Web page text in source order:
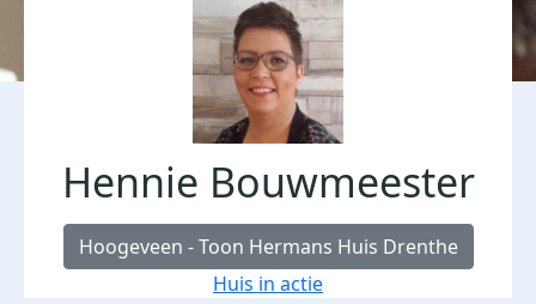
Hennie Bouwmeester
Hoogeveen - Toon Hermans Huis Drenthe
Huis in actie